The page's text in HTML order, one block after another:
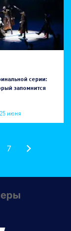
серии:
запомнится
25 июня
7